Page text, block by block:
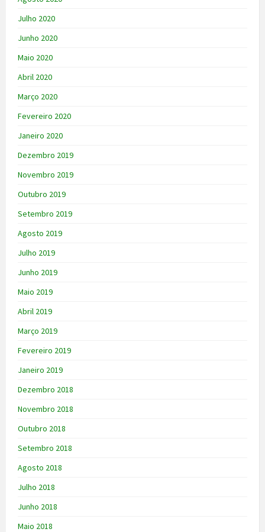
Julho 2020
Junho 2020
Maio 2020
Abril 2020
Março 2020
Fevereiro 2020
Janeiro 2020
Dezembro 2019
Novembro 2019
Outubro 2019
Setembro 2019
Agosto 2019
Julho 2019
Junho 2019
Maio 2019
Abril 2019
Março 2019
Fevereiro 2019
Janeiro 2019
Dezembro 2018
Novembro 2018
Outubro 2018
Setembro 2018
Agosto 2018
Julho 2018
Junho 2018
Maio 2018